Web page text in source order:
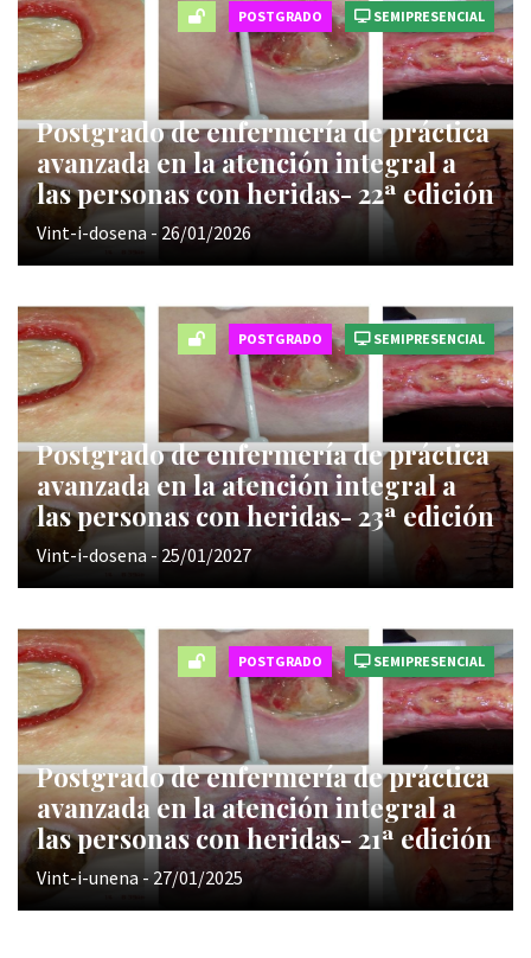
POSTGRADO SEMIPRESENCIAL
Postgrado de enfermería de práctica
avanzada en la atención integral a
las personas con heridas- 22ª edición
Vint-i-dosena - 26/01/2026
POSTGRADO SEMIPRESENCIAL
Postgrado de enfermería de práctica
avanzada en la atención integral a
las personas con heridas- 23ª edición
Vint-i-dosena - 25/01/2027
POSTGRADO SEMIPRESENCIAL
Postgrado de enfermería de práctica
avanzada en la atención integral a
las personas con heridas- 21ª edición
Vint-i-unena - 27/01/2025